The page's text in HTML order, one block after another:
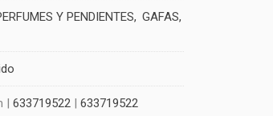
Y PENDIENTES
GAFAS
| 633719522| 633719522